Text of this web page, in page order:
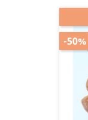
-50%